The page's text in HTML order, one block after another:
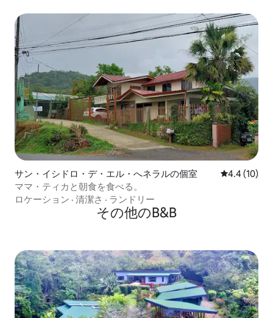
サン・イシドロ・デ・エル・へネラルの個室 レビュー10
4.4 (10)
ママ・ティカと朝食を食べる。
ロケーション · 清潔さ · ランドリー
その他のB&B